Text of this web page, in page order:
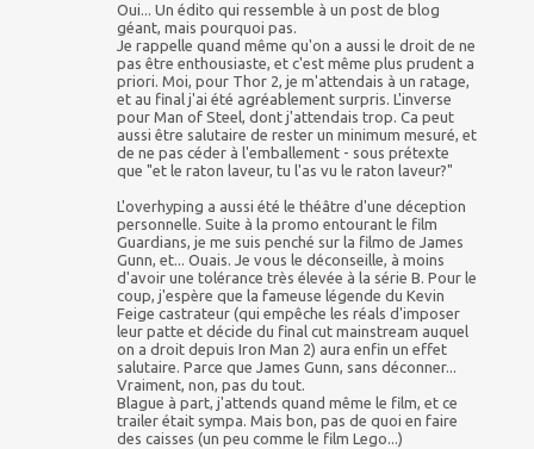
Oui... Un édito qui ressemble à un post de blog
géant, mais pourquoi pas.
Je rappelle quand même qu'on a aussi le droit de ne
pas être enthousiaste, et c'est même plus prudent a
priori. Moi, pour Thor 2, je m'attendais à un ratage,
et au final j'ai été agréablement surpris. L'inverse
pour Man of Steel, dont j'attendais trop. Ca peut
aussi être salutaire de rester un minimum mesuré, et
de ne pas céder à l'emballement - sous prétexte
que "et le raton laveur, tu l'as vu le raton laveur?"
L'overhyping a aussi été le théâtre d'une déception
personnelle. Suite à la promo entourant le film
Guardians, je me suis penché sur la filmo de James
Gunn, et... Ouais. Je vous le déconseille, à moins
d'avoir une tolérance très élevée à la série B. Pour le
coup, j'espère que la fameuse légende du Kevin
Feige castrateur (qui empêche les réals d'imposer
leur patte et décide du final cut mainstream auquel
on a droit depuis Iron Man 2) aura enfin un effet
salutaire. Parce que James Gunn, sans déconner...
Vraiment, non, pas du tout.
Blague à part, j'attends quand même le film, et ce
trailer était sympa. Mais bon, pas de quoi en faire
des caisses (un peu comme le film Lego...)